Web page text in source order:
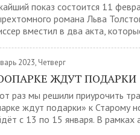
показ состоится 11
романа Льва
вместил в два акта,
2023, Четверг
ЖДУТ ПОДАРКИ
раз мы решили приурочить
ждут подарки» к Старому
с 13 по 15 января. В рамках